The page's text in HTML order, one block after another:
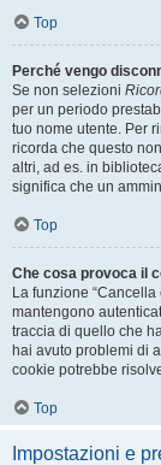
Top
Perché vengo
Se non selezioni
per un periodo
tuo nome utente. Per
ricorda che questo
altri, ad es. in
significa che un
Top
Che cosa provoca il
La funzione
mantengono
traccia di quello che
hai avuto problemi di
cookie potrebbe
Top
Impostazioni e